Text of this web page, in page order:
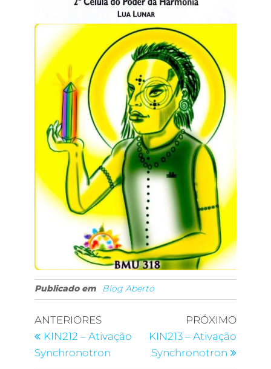
Publicado em Blog Aberto
ANTERIORES
KIN212 – Ativação
Synchronotron
PRÓXIMO
KIN213 – Ativação
Synchronotron